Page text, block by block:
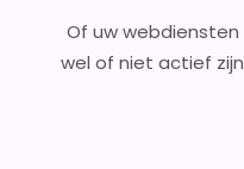
Of uw webdiensten
wel of niet actief zijn